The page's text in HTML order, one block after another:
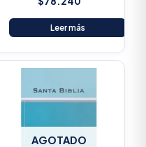
Leer más
AGOTADO